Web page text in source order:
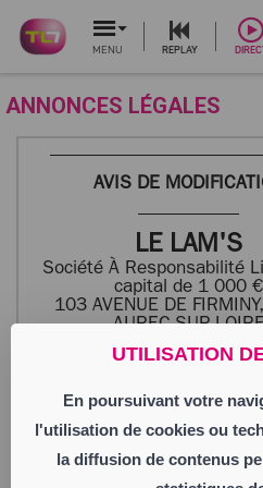
UTILISATION
En poursuivant votre
l'utilisation de cookies ou
la diffusion de contenus
MENU REPLAY DIRECT
ANNONCES LÉGALES
AVIS DE
LE LAM'S
Société À Responsabilité
capital de 1 000 €
103 AVENUE DE
AUREC-SUR-
944 893 742 RCS LE PUY-
Aux termes d’une
01/09/2025, la collectivité
a nommé en qualité de
Karine LAMSOUGUER, pour